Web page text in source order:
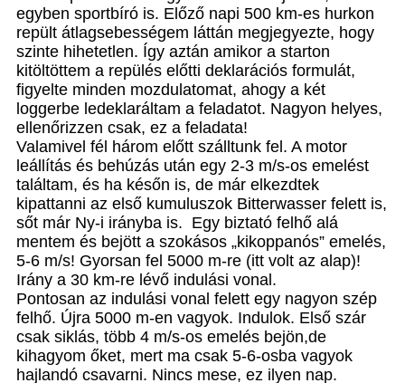
egyben sportbíró is. Előző napi 500 km-es hurkon
repült átlagsebességem láttán megjegyezte, hogy
szinte hihetetlen. Így aztán amikor a starton
kitöltöttem a repülés előtti deklarációs formulát,
figyelte minden mozdulatomat, ahogy a két
loggerbe ledeklaráltam a feladatot. Nagyon helyes,
ellenőrizzen csak, ez a feladata!
Valamivel fél három előtt szálltunk fel. A motor
leállítás és behúzás után egy 2-3 m/s-os emelést
találtam, és ha későn is, de már elkezdtek
kipattanni az első kumuluszok Bitterwasser felett is,
sőt már Ny-i irányba is. Egy biztató felhő alá
mentem és bejött a szokásos „kikoppanós” emelés,
5-6 m/s! Gyorsan fel 5000 m-re (itt volt az alap)!
Irány a 30 km-re lévő indulási vonal.
Pontosan az indulási vonal felett egy nagyon szép
felhő. Újra 5000 m-en vagyok. Indulok. Első szár
csak siklás, több 4 m/s-os emelés bejön,de
kihagyom őket, mert ma csak 5-6-osba vagyok
hajlandó csavarni. Nincs mese, ez ilyen nap.